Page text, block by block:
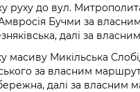
руху до вул.
Бучми за
далі за
масиву Микільська
за власним
далі за власним